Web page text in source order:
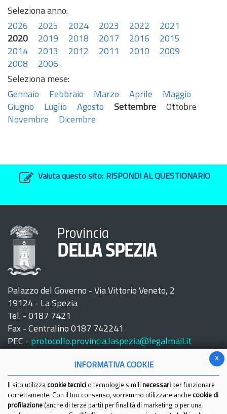
Seleziona anno:
2026
2025 2024 2023 2022
2021
2020
2019 2018 2017 2016
2015
2014
2013 2012 2011 2010
2009
2008
2006
Seleziona mese:
Gennaio
Febbraio Marzo Aprile
Maggio
Giugno
Luglio Agosto Settembre
Ottobre
Novembre
Dicembre
Valuta questo sito: RISPONDI AL QUESTIONARIO
Provincia
DELLA SPEZIA
Palazzo del Governo - Via Vittorio Veneto, 2
19124 - La Spezia
Tel. - 0187 7421
Fax - Centralino 0187 742241
PEC - protocollo.provincia.laspezia@legalmail.it
Seguici su:
x
INFORMATIVA COOKIE
Il sito utilizza cookie tecnici o tecnologie simili necessari per funzionare
correttamente. Con il tuo consenso, vorremmo utilizzare anche cookie di
profilazione (anche di terze parti) per finalità di marketing o per una